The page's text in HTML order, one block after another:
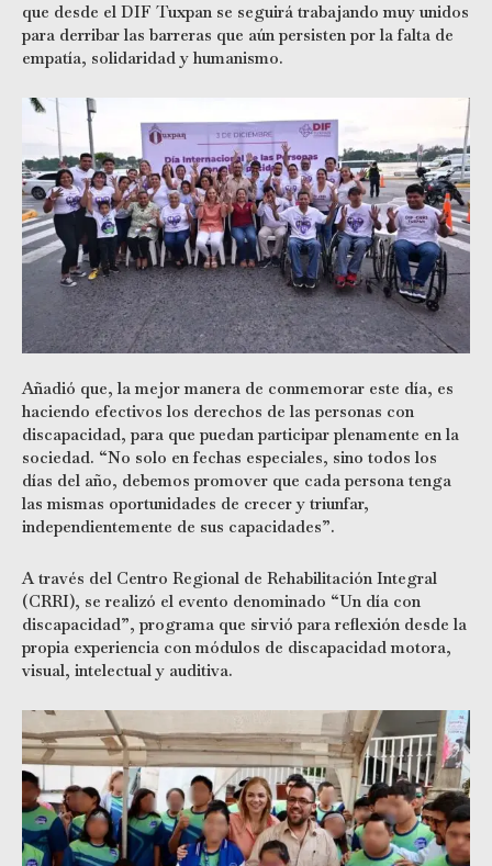
que desde el DIF Tuxpan se seguirá trabajando muy unidos
para derribar las barreras que aún persisten por la falta de
empatía, solidaridad y humanismo.
Añadió que, la mejor manera de conmemorar este día, es
haciendo efectivos los derechos de las personas con
discapacidad, para que puedan participar plenamente en la
sociedad. “No solo en fechas especiales, sino todos los
días del año, debemos promover que cada persona tenga
las mismas oportunidades de crecer y triunfar,
independientemente de sus capacidades”.
A través del Centro Regional de Rehabilitación Integral
(CRRI), se realizó el evento denominado “Un día con
discapacidad”, programa que sirvió para reflexión desde la
propia experiencia con módulos de discapacidad motora,
visual, intelectual y auditiva.